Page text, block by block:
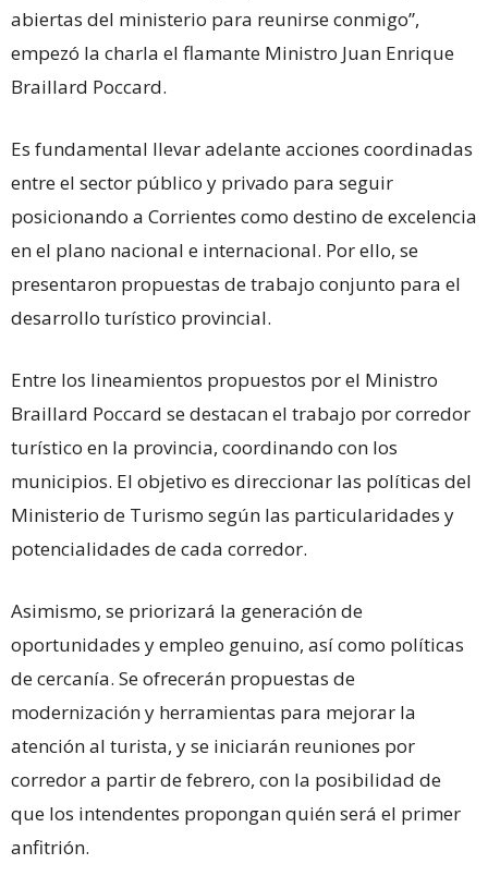
abiertas del ministerio para reunirse conmigo”,
empezó la charla el flamante Ministro Juan Enrique
Braillard Poccard.
Es fundamental llevar adelante acciones coordinadas
entre el sector público y privado para seguir
posicionando a Corrientes como destino de excelencia
en el plano nacional e internacional. Por ello, se
presentaron propuestas de trabajo conjunto para el
desarrollo turístico provincial.
Entre los lineamientos propuestos por el Ministro
Braillard Poccard se destacan el trabajo por corredor
turístico en la provincia, coordinando con los
municipios. El objetivo es direccionar las políticas del
Ministerio de Turismo según las particularidades y
potencialidades de cada corredor.
Asimismo, se priorizará la generación de
oportunidades y empleo genuino, así como políticas
de cercanía. Se ofrecerán propuestas de
modernización y herramientas para mejorar la
atención al turista, y se iniciarán reuniones por
corredor a partir de febrero, con la posibilidad de
que los intendentes propongan quién será el primer
anfitrión.